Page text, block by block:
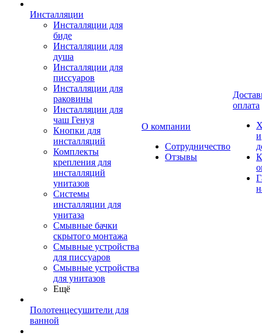
Инсталляции
Инсталляции для
биде
Инсталляции для
душа
Инсталляции для
писсуаров
Инсталляции для
раковины
Инсталляции для
чаш Генуя
Кнопки для
инсталляций
Комплекты
крепления для
инсталляций
унитазов
Системы
инсталляции для
унитаза
Смывные бачки
скрытого монтажа
Смывные устройства
для писсуаров
Смывные устройства
для унитазов
Ещё
Полотенцесушители для
ванной
О компании
Сотрудничество
Отзывы
оплата
и